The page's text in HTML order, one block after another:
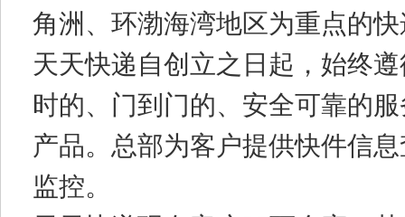
角洲、环渤海湾地区为重点的
天天快递自创立之日起，始终
时的、门到门的、安全可靠的
产品。总部为客户提供快件信
监控。